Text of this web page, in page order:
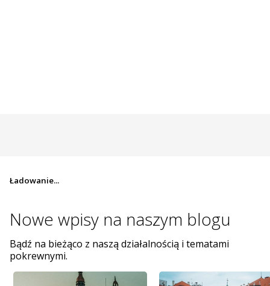
Ładowanie...
Nowe wpisy na naszym blogu
Bądź na bieżąco z naszą działalnością i tematami
pokrewnymi.